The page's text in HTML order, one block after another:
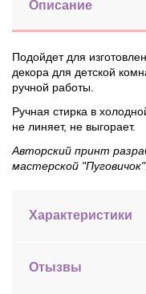
Описание
Подойдет для
декора для детской
ручной работы.
Ручная стирка в
не линяет, не выгорает.
Авторский принт
мастерской "Пуговичок".
Характеристики
Отызвы